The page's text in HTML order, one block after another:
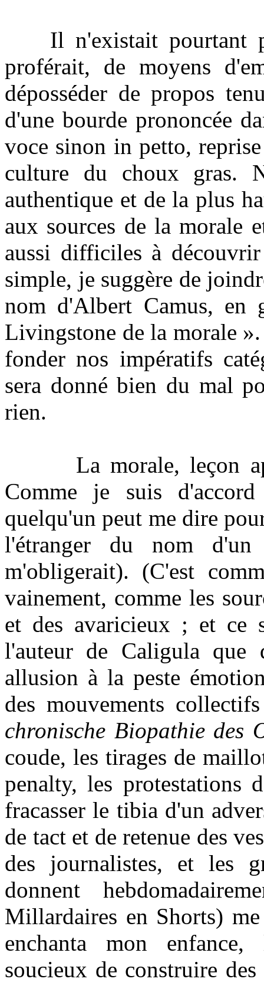
Il n'existait pourtant
proférait, de moyens
déposséder de propos
d'une bourde prononcée
voce sinon in petto,
culture du choux gras.
authentique et de la plus
aux sources de la morale
aussi difficiles à
simple, je suggère de
nom d'Albert Camus, en
Livingstone de la morale »
fonder nos impératifs
sera donné bien du mal
rien.
La morale, leçon
Comme je suis
quelqu'un peut me dire
l'étranger du nom
m'obligerait). (C'est
vainement, comme les
et des avaricieux ; et ce
l'auteur de Caligula que
allusion à la peste
des mouvements
chronische Biopathie des
coude, les tirages de
penalty, les protestations
fracasser le tibia d'un
de tact et de retenue des
des journalistes, et les
donnent
Millardaires en Shorts)
enchanta mon enfance,
soucieux de construire